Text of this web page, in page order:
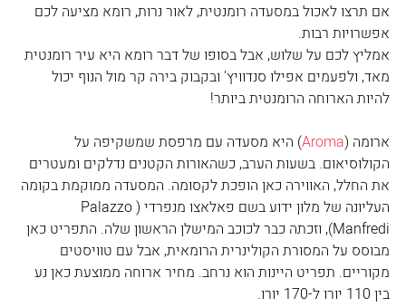
אם תרצו לאכול במסעדה רומנטית, לאור נרות, רומא מציעה לכם
אפשרויות רבות.
אמליץ לכם על שלוש, אבל בסופו של דבר רומא היא עיר רומנטית
מאד, ולפעמים אפילו סנדוויץ' ובקבוק בירה קר מול הנוף יכול
להיות הארוחה הרומנטית ביותר!
ארומה (Aroma) היא מסעדה עם מרפסת שמשקיפה על
הקולוסיאום. בשעות הערב, כשהאורות הקטנים נדלקים ומעטרים
את החלל, האווירה כאן הופכת לקסומה. המסעדה ממוקמת בקומה
העליונה של מלון ידוע בשם פאלאצו מנפרדי (Palazzo
Manfredi), וזכתה כבר לכוכב המישלן הראשון שלה. התפריט כאן
מבוסס על המסורת הקולינרית הרומאית, אבל עם טוויסטים
מקוריים. תפריט היינות הוא נרחב. מחיר ארוחה ממוצעת כאן נע
בין 110 יורו ל-170 יורו.